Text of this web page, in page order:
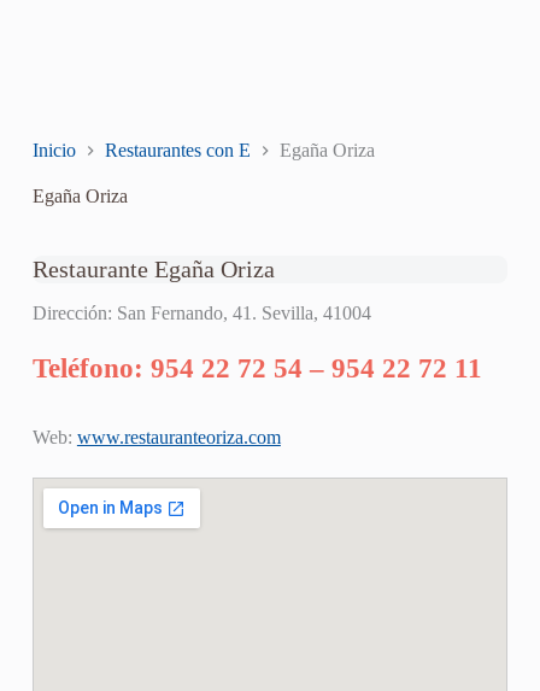
Inicio Restaurantes con E Egaña Oriza
Egaña Oriza
Restaurante Egaña Oriza
Dirección: San Fernando, 41. Sevilla, 41004
Teléfono: 954 22 72 54 – 954 22 72 11
Web: www.restauranteoriza.com